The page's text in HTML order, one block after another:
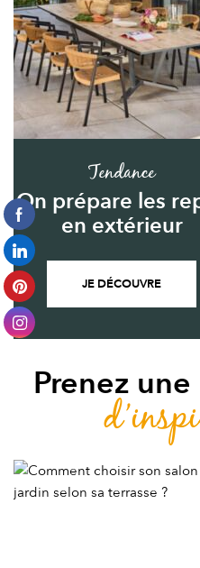
Tendance
On prépare les
en extérieur
JE DÉCOUVRE
Prenez